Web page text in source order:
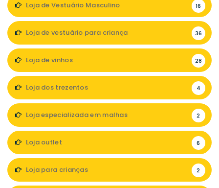
Loja de Vestuário Masculino 16
Loja de vestuário para criança 36
Loja de vinhos 28
Loja dos trezentos 4
Loja especializada em malhas 2
Loja outlet 6
Loja para crianças 2